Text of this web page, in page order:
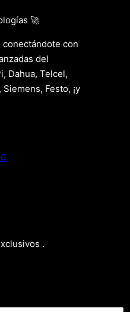
🚀
conectándote con
del
Dahua, Telcel,
Festo, ¡y
.